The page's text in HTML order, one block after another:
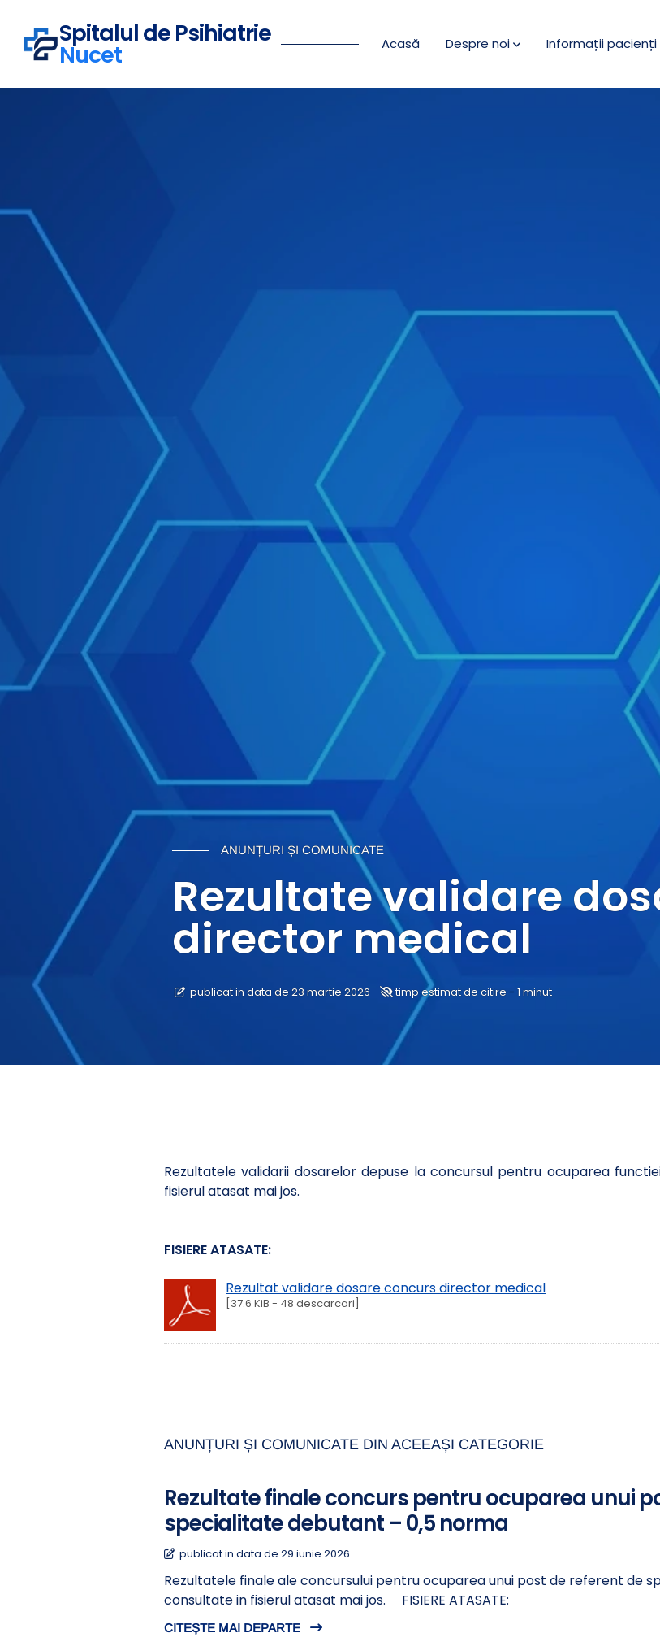
Spitalul de Psihiatrie
Nucet Acasă Despre noi Informații pacienți
ANUNȚURI ȘI COMUNICATE
Rezultate validare
director medical
publicat in data de 23 martie 2026 timp estimat de citire - 1 minut
Rezultatele validarii dosarelor depuse la concursul pentru ocuparea
fisierul atasat mai jos.
FISIERE ATASATE:
Rezultat validare dosare concurs director medical
[37.6 KiB - 48 descarcari]
ANUNȚURI ȘI COMUNICATE DIN ACEEAȘI CATEGORIE
Rezultate finale concurs pentru ocuparea unui
specialitate debutant – 0,5 norma
publicat in data de 29 iunie 2026
Rezultatele finale ale concursului pentru ocuparea unui post de referent de
consultate in fisierul atasat mai jos. FISIERE ATASATE:
CITEȘTE MAI DEPARTE